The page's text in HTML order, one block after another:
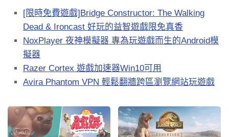
[限時免費遊戲]Bridge Constructor: The Walking
Dead & Ironcast 好玩的益智遊戲限免真香
NoxPlayer 夜神模擬器 專為玩遊戲而生的Android模
擬器
Razer Cortex 遊戲加速器Win10可用
Avira Phantom VPN 輕鬆翻牆跨區瀏覽網站玩遊戲